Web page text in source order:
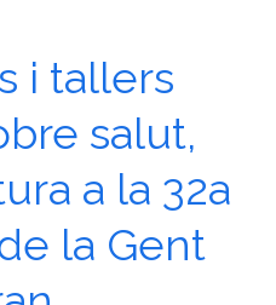
i tallers
salut,
a la 32a
la Gent